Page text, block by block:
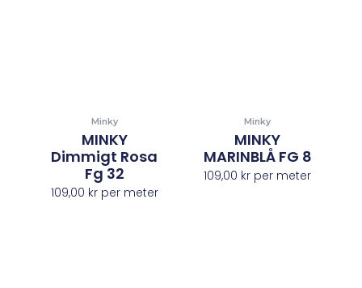
Minky
MINKY
Dimmigt Rosa
Fg 32
109,00 krper meter
Minky
MINKY
MARINBLÅ FG 8
109,00 kr per meter